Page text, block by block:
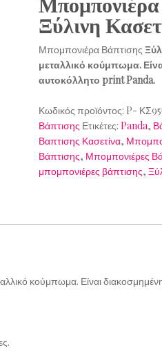
Ξύλινη
Μπομπονιέρα Βάπτισης
μεταλλικό κούμπωμα.
αυτοκόλλητο print Panda.
Κωδικός προϊόντος: P-
Βάπτισης Ετικέτες: Panda,
Βαπτισης Κασετίνα,
Βάπτισης, Μπομπονιέρες
μπομπονιέρες βάπτισης,
κούμπωμα. Είναι